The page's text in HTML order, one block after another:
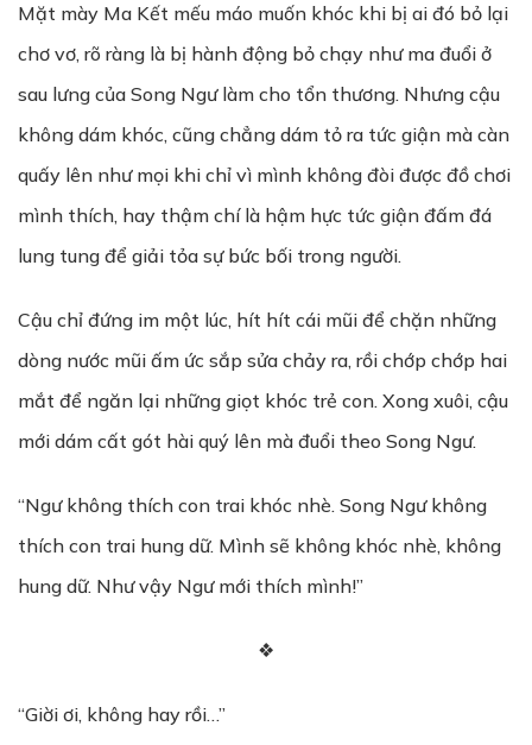
Mặt mày Ma Kết mếu máo muốn khóc khi bị ai đó bỏ lại
chơ vơ, rõ ràng là bị hành động bỏ chạy như ma đuổi ở
sau lưng của Song Ngư làm cho tổn thương. Nhưng cậu
không dám khóc, cũng chẳng dám tỏ ra tức giận mà càn
quấy lên như mọi khi chỉ vì mình không đòi được đồ chơi
mình thích, hay thậm chí là hậm hực tức giận đấm đá
lung tung để giải tỏa sự bức bối trong người.
Cậu chỉ đứng im một lúc, hít hít cái mũi để chặn những
dòng nước mũi ấm ức sắp sửa chảy ra, rồi chớp chớp hai
mắt để ngăn lại những giọt khóc trẻ con. Xong xuôi, cậu
mới dám cất gót hài quý lên mà đuổi theo Song Ngư.
“Ngư không thích con trai khóc nhè. Song Ngư không
thích con trai hung dữ. Mình sẽ không khóc nhè, không
hung dữ. Như vậy Ngư mới thích mình!”
❖
“Giời ơi, không hay rồi…”